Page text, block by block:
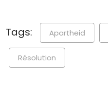
Tags: Apartheid
Résolution